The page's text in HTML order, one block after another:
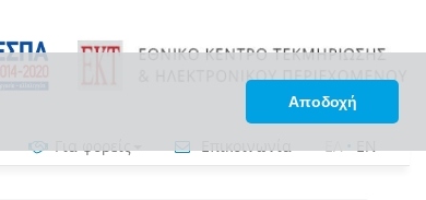
Αποδοχή
Για φορείς Επικοινωνία ΕΛ•EN